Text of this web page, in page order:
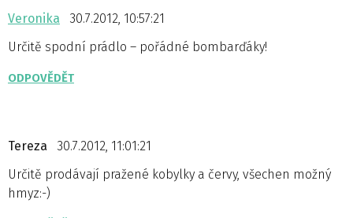
Veronika
30.7.2012, 10:57:21
Určitě spodní prádlo – pořádné bombarďáky!
ODPOVĚDĚT
Tereza
30.7.2012, 11:01:21
Určitě prodávají pražené kobylky a červy, všechen možný
hmyz:-)